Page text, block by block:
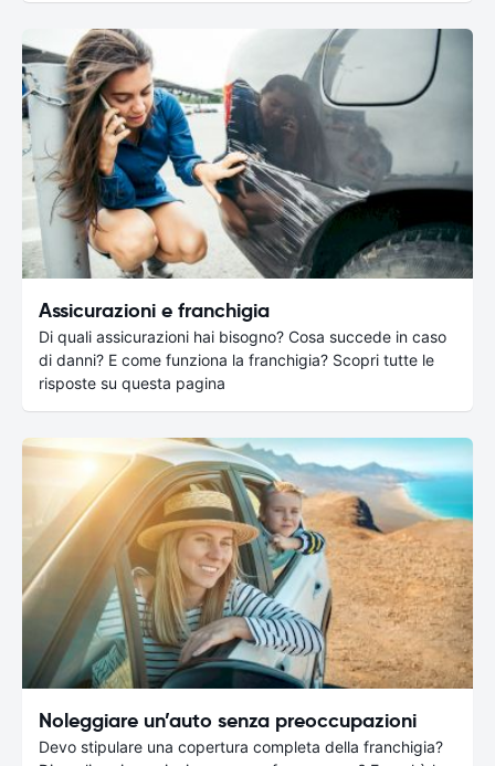
Assicurazioni e franchigia
Di quali assicurazioni hai bisogno? Cosa succede in caso
di danni? E come funziona la franchigia? Scopri tutte le
risposte su questa pagina
Noleggiare un’auto senza preoccupazioni
Devo stipulare una copertura completa della franchigia?